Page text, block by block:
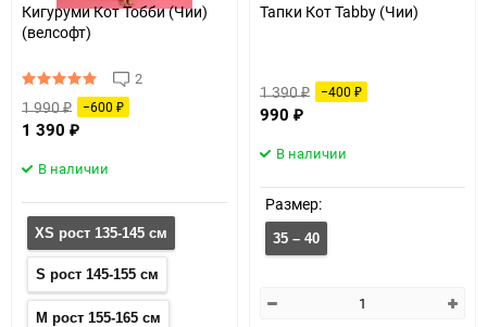
Кигуруми Кот Тобби (Чии)
(велсофт)
2
1 990₽ −600 ₽
1 390 ₽
В наличии
XS рост 135-145 см
S рост 145-155 см
M рост 155-165 см
Тапки Кот Tabby (Чии)
1 390₽ −400 ₽
990 ₽
В наличии
Размер:
35 – 40